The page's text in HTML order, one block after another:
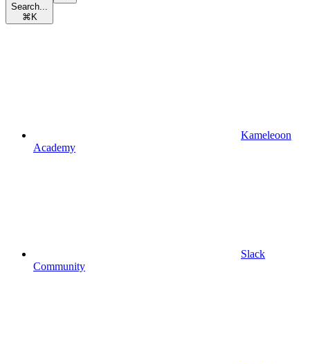
Search...
⌘ K
Kameleoon
Academy
Slack
Community